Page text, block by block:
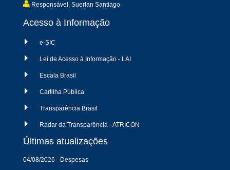
Responsável: Suerlan Santiago
Acesso à Informação
e-SIC
Lei de Acesso à Informação - LAI
Escala Brasil
Cartilha Pública
Transparência Brasil
Radar da Transparência - ATRICON
Últimas atualizações
04/08/2026 - Despesas